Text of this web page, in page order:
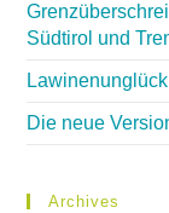
Südtirol und
Die neue
Archives